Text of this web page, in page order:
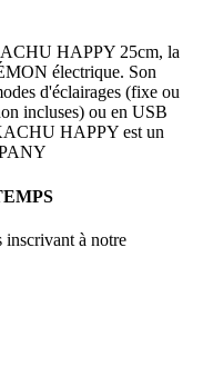
HAPPY 25cm, la
électrique. Son
d'éclairages (fixe ou
incluses) ou en USB
HAPPY est un
inscrivant à notre